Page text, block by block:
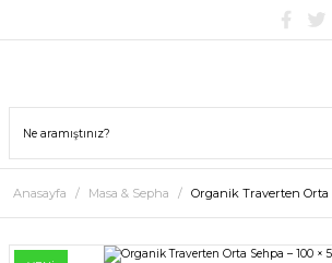
Anasayfa Masa & Sepha Organik Traverten Orta